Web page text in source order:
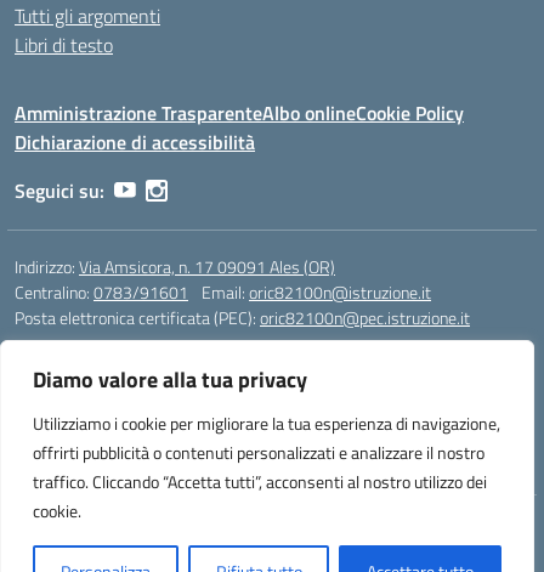
Diamo valore alla tua privacy
Utilizziamo i cookie per migliorare la tua esperienza di navigazione,
offrirti pubblicità o contenuti personalizzati e analizzare il nostro
traffico. Cliccando “Accetta tutti”, acconsenti al nostro utilizzo dei
cookie.
Tutti gli argomenti
Libri di testo
Amministrazione TrasparenteAlbo onlineCookie Policy
Dichiarazione di accessibilità
Seguici su:
Indirizzo:Via Amsicora, n. 17 09091 Ales (OR)
Centralino:0783/91601 Email:oric82100n@istruzione.it
Posta elettronica certificata (PEC):oric82100n@pec.istruzione.it
Codice meccanografico:ORIC82100N
Codice Indice delle Pubbliche Amministrazioni (IPA): istsc_oric82100n
Codice unico di fatturazione (CUF): UFVO14